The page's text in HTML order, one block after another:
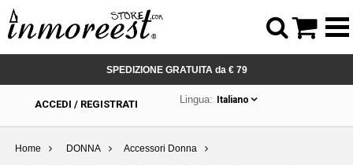
SPEDIZIONE GRATUITA da € 79
ACCEDI / REGISTRATI Lingua: Italiano
Home DONNA
Accessori Donna
 